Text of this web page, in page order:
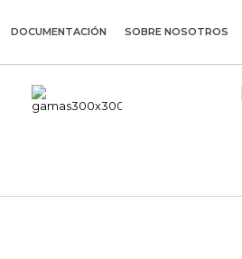
DOCUMENTACIÓN SOBRE NOSOTROS